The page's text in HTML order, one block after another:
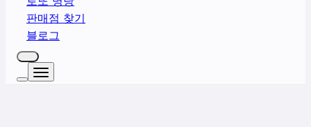
판매점 찾기
블로그